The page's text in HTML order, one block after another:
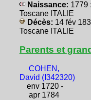
Naissance: 1779
Toscane ITALIE
Décès: 14 fév
Toscane ITALIE
Parents et
COHEN,
David (I342320)
env 1720 -
apr 1784